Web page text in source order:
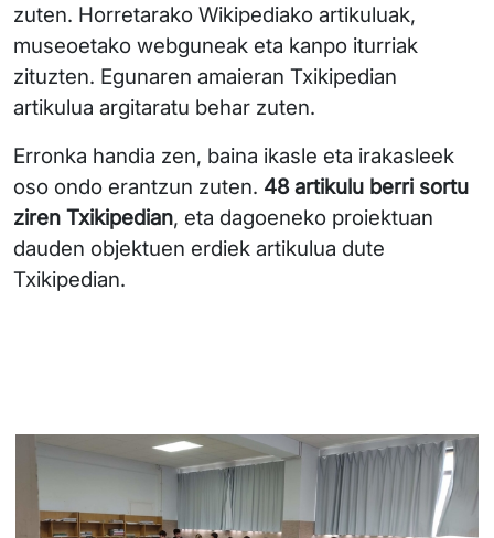
zuten. Horretarako Wikipediako artikuluak,
museoetako webguneak eta kanpo iturriak
zituzten. Egunaren amaieran Txikipedian
artikulua argitaratu behar zuten.
Erronka handia zen, baina ikasle eta irakasleek
oso ondo erantzun zuten. 48 artikulu berri sortu
ziren Txikipedian, eta dagoeneko proiektuan
dauden objektuen erdiek artikulua dute
Txikipedian.